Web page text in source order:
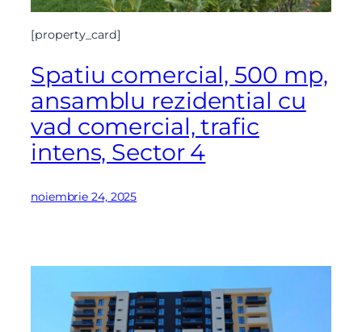
[property_card]
Spatiu comercial, 500 mp,
ansamblu rezidential cu
vad comercial, trafic
intens, Sector 4
noiembrie 24, 2025
Mesaj
Am citit si sunt de acord cutermenii si conditiile
SudRezidential.ro
Sunt de acord cu
prelucrarea datelor cu caracter personal